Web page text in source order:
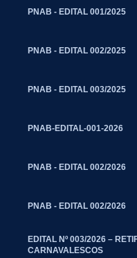
PNAB - EDITAL 001/2025
PNAB - EDITAL 002/2025
PNAB - EDITAL 003/2025
PNAB-EDITAL-001-2026
PNAB - EDITAL 002/2026
PNAB - EDITAL 002/2026
EDITAL Nº 003/2026 –
CARNAVALESCOS